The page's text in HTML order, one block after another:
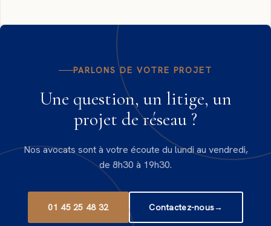
PARLONS DE VOTRE PROJET
Une question, un litige, un
projet de réseau ?
Nos avocats sont à votre écoute du lundi au vendredi,
de 8h30 à 19h30.
01 45 25 48 32 Contactez-nous→